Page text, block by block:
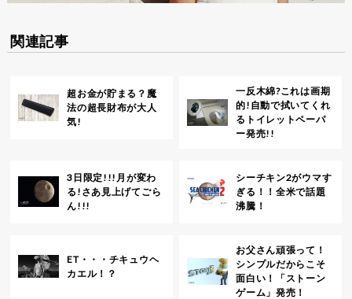
関連記事
超お金が貯まる？魔
法の超長財布が大人
気!
一反木綿?これは画期
的!自動で拭いてくれ
るトイレットペーパ
ー発売!!
3日限定!!!月が変わ
る!さあ見上げてごら
ん!!!
シーチキン2がウマす
ぎる！！全米で話題
沸騰！
ET・・・チキュウヘ
カエル！？
お父さん頑張って！
シンプルだからこそ
面白い！「ストーン
ゲーム」発売！